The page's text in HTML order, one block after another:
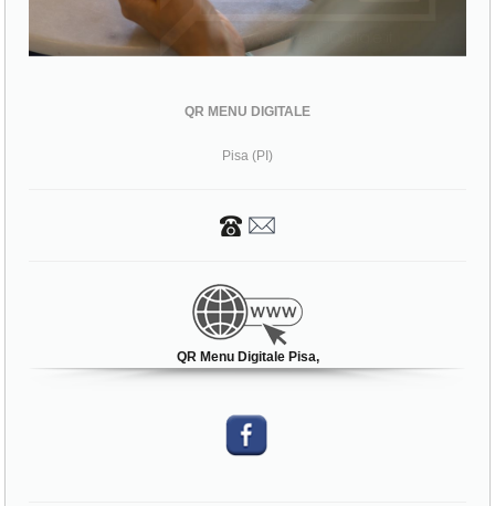
QR MENU DIGITALE
Pisa (PI)
QR Menu Digitale Pisa,